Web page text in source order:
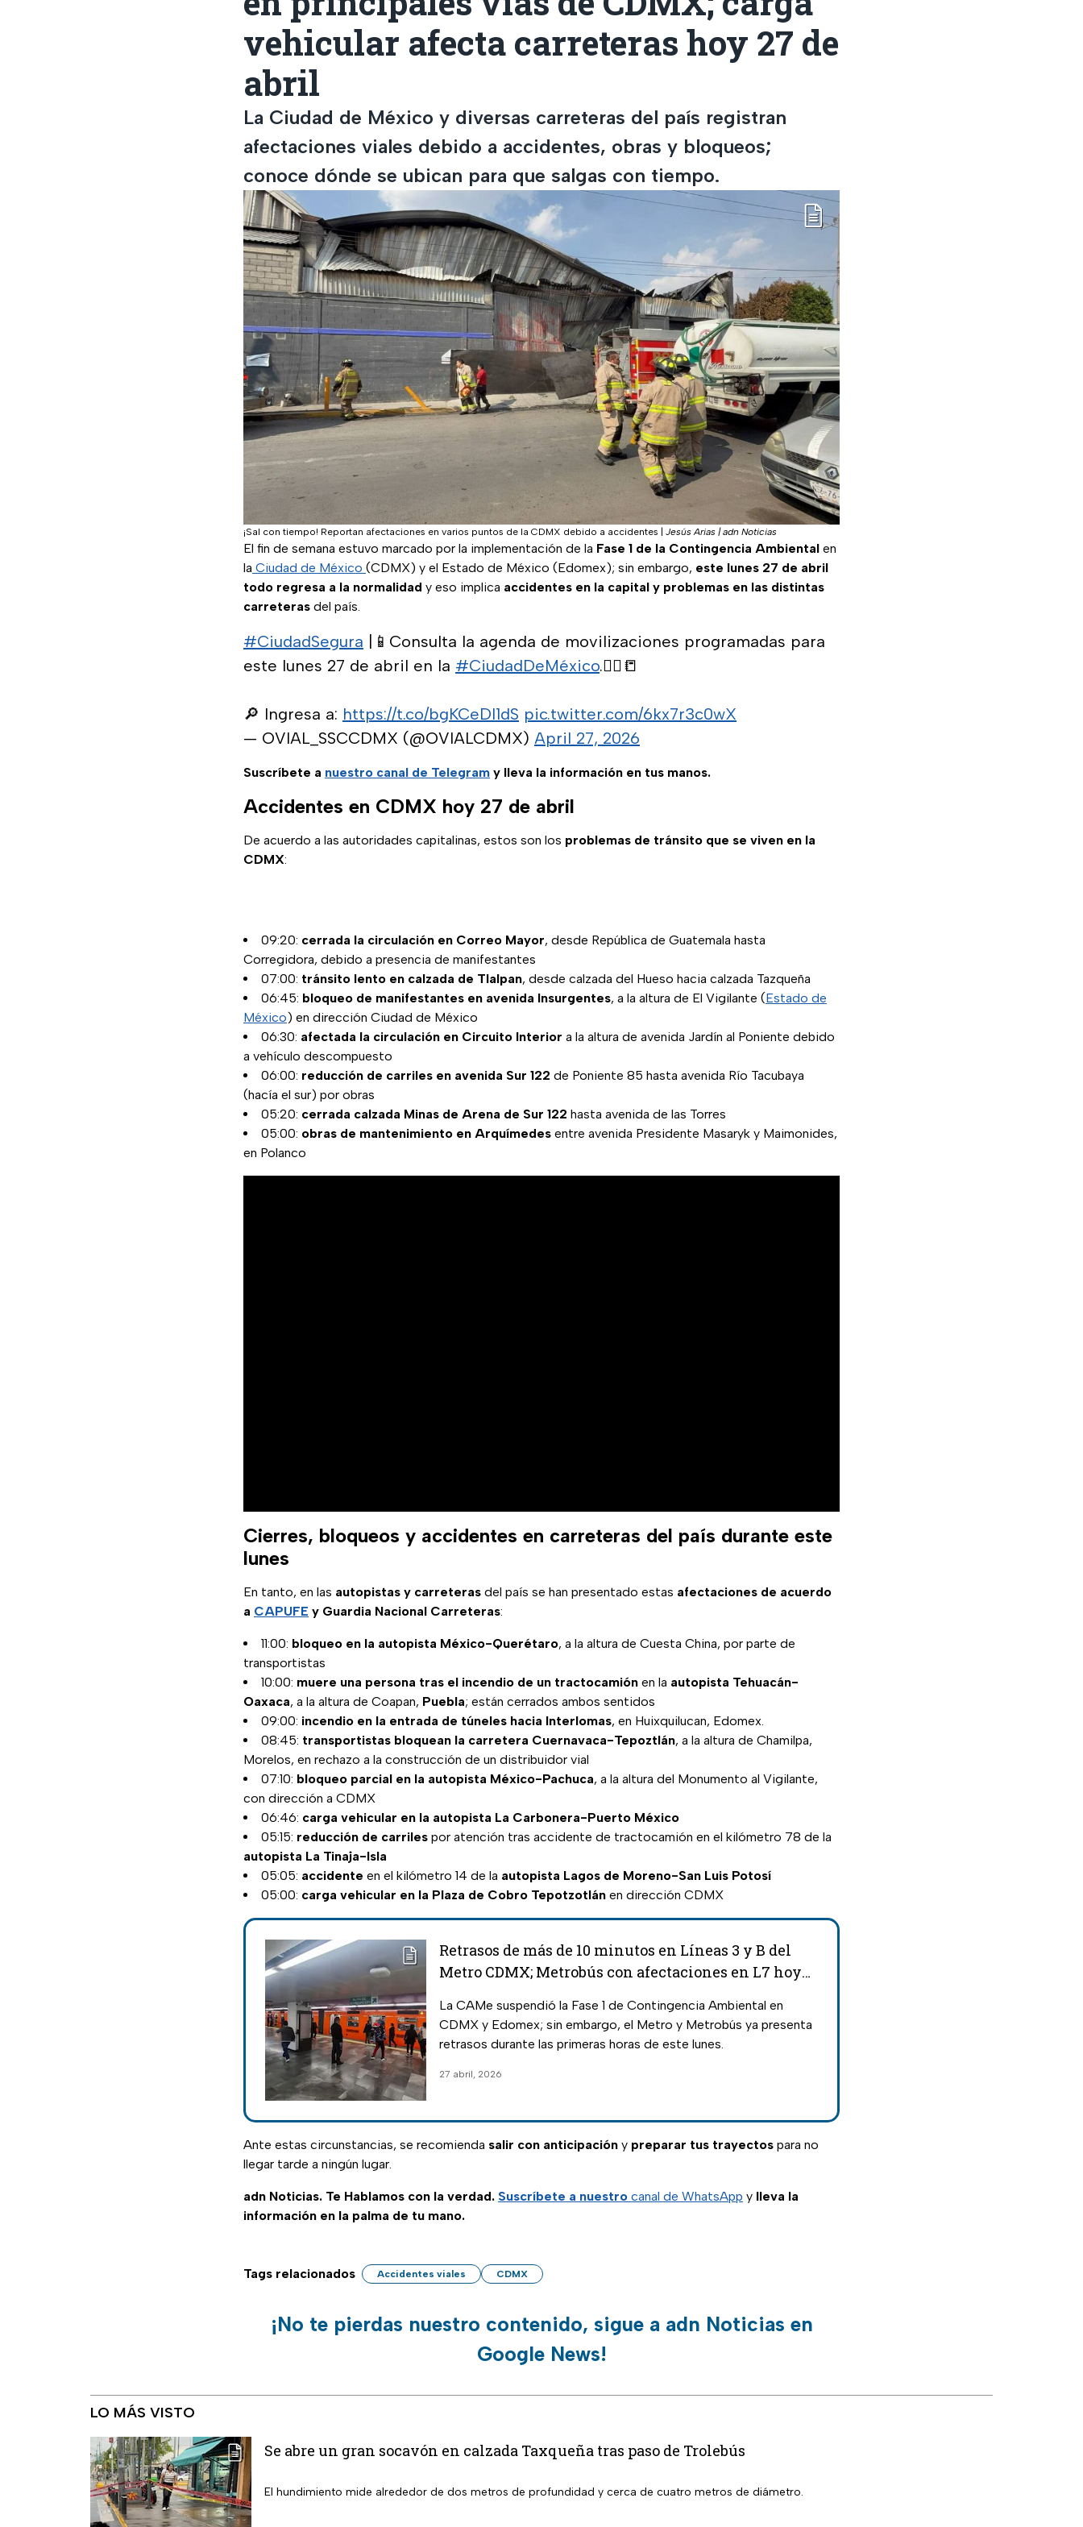
vehicular afecta carreteras hoy 27 de
abril
La Ciudad de México y diversas carreteras del país registran
afectaciones viales debido a accidentes, obras y bloqueos;
conoce dónde se ubican para que salgas con tiempo.
¡Sal con tiempo! Reportan afectaciones en varios puntos de la CDMX debido a accidentes Jesús Arias | adn Noticias
El fin de semana estuvo marcado por la implementación de la Fase 1 de la Contingencia Ambiental en
la Ciudad de México (CDMX) y el Estado de México (Edomex); sin embargo, este lunes 27 de abril
todo regresa a la normalidad y eso implica accidentes en la capital y problemas en las distintas
carreteras del país.
#CiudadSegura |📱Consulta la agenda de movilizaciones programadas para
este lunes 27 de abril en la #CiudadDeMéxico.👮‍♀️📒
🔎 Ingresa a: https://t.co/bgKCeDl1dS pic.twitter.com/6kx7r3c0wX
— OVIAL_SSCCDMX (@OVIALCDMX) April 27, 2026
Suscríbete a nuestro canal de Telegram y lleva la información en tus manos.
Accidentes en CDMX hoy 27 de abril
De acuerdo a las autoridades capitalinas, estos son los problemas de tránsito que se viven en la
CDMX:
09:20: cerrada la circulación en Correo Mayor, desde República de Guatemala hasta
Corregidora, debido a presencia de manifestantes
07:00: tránsito lento en calzada de Tlalpan, desde calzada del Hueso hacia calzada Tazqueña
06:45: bloqueo de manifestantes en avenida Insurgentes, a la altura de El Vigilante (Estado de
México) en dirección Ciudad de México
06:30: afectada la circulación en Circuito Interior a la altura de avenida Jardín al Poniente debido
a vehículo descompuesto
06:00: reducción de carriles en avenida Sur 122 de Poniente 85 hasta avenida Río Tacubaya
(hacía el sur) por obras
05:20: cerrada calzada Minas de Arena de Sur 122 hasta avenida de las Torres
05:00: obras de mantenimiento en Arquímedes entre avenida Presidente Masaryk y Maimonides,
en Polanco
Cierres, bloqueos y accidentes en carreteras del país durante este
lunes
En tanto, en las autopistas y carreteras del país se han presentado estas afectaciones de acuerdo
a CAPUFE y Guardia Nacional Carreteras:
11:00: bloqueo en la autopista México-Querétaro, a la altura de Cuesta China, por parte de
transportistas
10:00: muere una persona tras el incendio de un tractocamión en la autopista Tehuacán-
Oaxaca, a la altura de Coapan, Puebla; están cerrados ambos sentidos
09:00: incendio en la entrada de túneles hacia Interlomas, en Huixquilucan, Edomex.
08:45: transportistas bloquean la carretera Cuernavaca-Tepoztlán, a la altura de Chamilpa,
Morelos, en rechazo a la construcción de un distribuidor vial
07:10: bloqueo parcial en la autopista México-Pachuca, a la altura del Monumento al Vigilante,
con dirección a CDMX
06:46: carga vehicular en la autopista La Carbonera-Puerto México
05:15: reducción de carriles por atención tras accidente de tractocamión en el kilómetro 78 de la
autopista La Tinaja-Isla
05:05: accidente en el kilómetro 14 de la autopista Lagos de Moreno-San Luis Potosí
05:00: carga vehicular en la Plaza de Cobro Tepotzotlán en dirección CDMX
Retrasos de más de 10 minutos en Líneas 3 y B del
Metro CDMX; Metrobús con afectaciones en L7 hoy
La CAMe suspendió la Fase 1 de Contingencia Ambiental en
CDMX y Edomex; sin embargo, el Metro y Metrobús ya presenta
retrasos durante las primeras horas de este lunes.
27 abril, 2026
Ante estas circunstancias, se recomienda salir con anticipación y preparar tus trayectos para no
llegar tarde a ningún lugar.
adn Noticias. Te Hablamos con la verdad. Suscríbete a nuestro canal de WhatsApp y lleva la
información en la palma de tu mano.
Tags relacionados Accidentes viales CDMX
¡No te pierdas nuestro contenido, sigue a adn Noticias en
Google News!
LO MÁS VISTO
Se abre un gran socavón en calzada Taxqueña tras paso de Trolebús
El hundimiento mide alrededor de dos metros de profundidad y cerca de cuatro metros de diámetro.